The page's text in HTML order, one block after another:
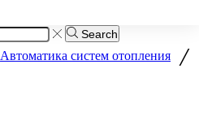
Search
Автоматика систем отопления /